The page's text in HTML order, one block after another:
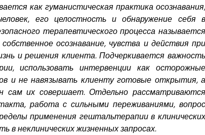
как гуманистическая практика осознавания,
его целостность и обнаружение себя в
терапевтического процесса называется
осознавание, чувства и действия при
и решения клиента. Подчеркивается важность
использовать интервенции как осторожные
и не навязывать клиенту готовые открытия, а
сам их совершает. Отдельно рассматриваются
работа с сильными переживаниями, вопрос
применения гештальтерапии в клинических
в неклинических жизненных запросах.